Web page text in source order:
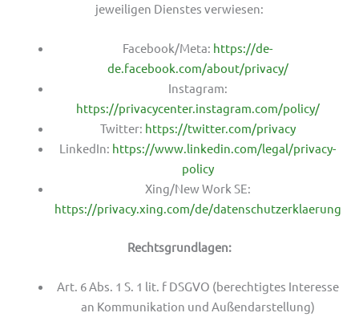
jeweiligen Dienstes verwiesen:
Facebook/Meta: https://de-
de.facebook.com/about/privacy/
Instagram:
https://privacycenter.instagram.com/policy/
Twitter: https://twitter.com/privacy
LinkedIn: https://www.linkedin.com/legal/privacy-
policy
Xing/New Work SE:
https://privacy.xing.com/de/datenschutzerklaerung
Rechtsgrundlagen:
Art. 6 Abs. 1 S. 1 lit. f DSGVO (berechtigtes Interesse
an Kommunikation und Außendarstellung)